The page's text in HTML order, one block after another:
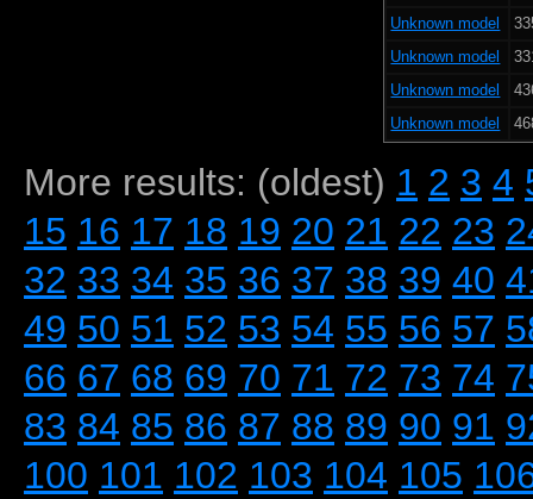
Unknown model
Unknown model
Unknown model
Unknown model
More results: (oldest) 1 2 3 4
15 16 17 18 19 20 21 22 23
32 33 34 35 36 37 38 39 40
49 50 51 52 53 54 55 56 57
66 67 68 69 70 71 72 73 74
83 84 85 86 87 88 89 90 91
100 101 102 103 104 105